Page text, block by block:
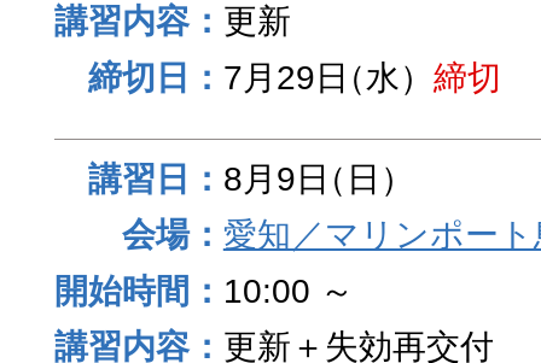
更新
7月29日（水） 締切
8月9日（日）
愛知／マリンポート
10:00 ～
更新＋失効再交付